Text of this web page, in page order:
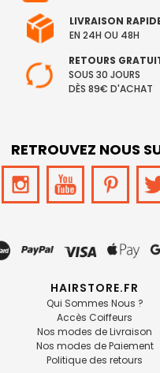
LIVRAISON
EN 24H OU 48H
RETOURS
SOUS 30 JOURS
DÈS 89€ D'ACHAT
RETROUVEZ NOUS
HAIRSTORE.FR
Qui Sommes Nous ?
Accès Coiffeurs
Nos modes de Livraison
Nos modes de Paiement
Politique des retours